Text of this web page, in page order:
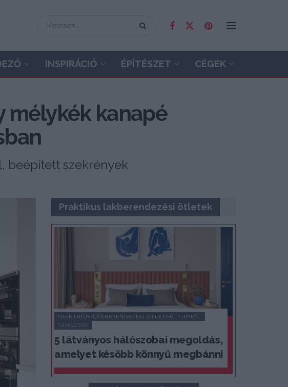
INSPIRÁCIÓ ÉPÍTÉSZET CÉGEK
mélykék kanapé
beépített szekrények
Praktikus lakberendezési ötletek
PRAKTIKUS LAKBERENDEZÉSI ÖTLETEK, TIPPEK,
TANÁCSOK
5 látványos hálószobai megoldás,
amelyet később könnyű megbánni